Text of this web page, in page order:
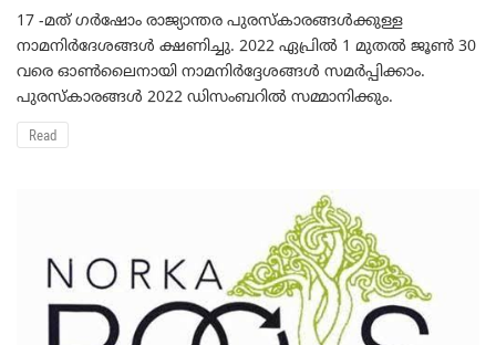
17 -മത് ഗർഷോം രാജ്യാന്തര പുരസ്‌കാരങ്ങൾക്കുള്ള
നാമനിർദേശങ്ങൾ ക്ഷണിച്ചു. 2022 ഏപ്രിൽ 1 മുതൽ ജൂൺ 30
വരെ ഓൺലൈനായി നാമനിർദ്ദേശങ്ങൾ സമർപ്പിക്കാം.
പുരസ്കാരങ്ങൾ 2022 ഡിസംബറിൽ സമ്മാനിക്കും.
Read